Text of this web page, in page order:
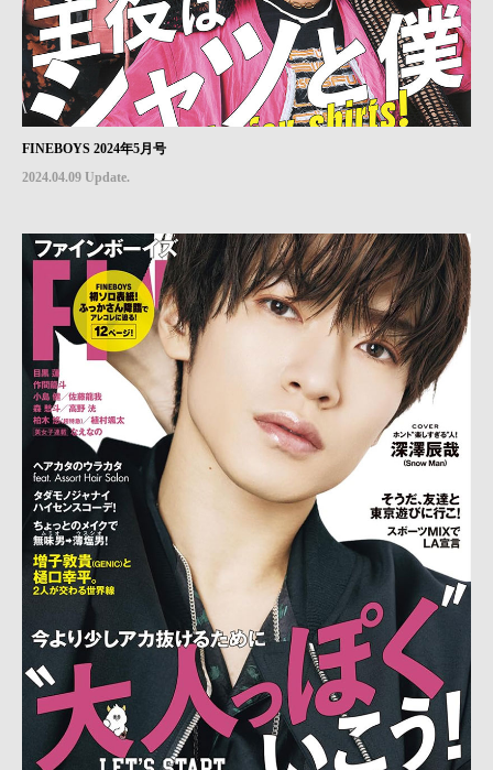
FINEBOYS 2024年5月号
2024.04.09 Update.